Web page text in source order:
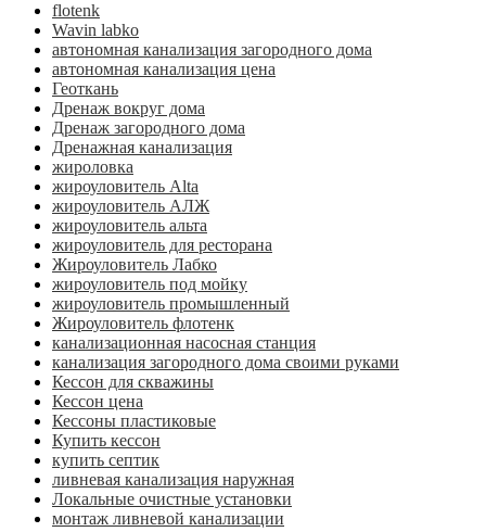
flotenk
Wavin labko
автономная канализация загородного дома
автономная канализация цена
Геоткань
Дренаж вокруг дома
Дренаж загородного дома
Дренажная канализация
жироловка
жироуловитель Alta
жироуловитель АЛЖ
жироуловитель альта
жироуловитель для ресторана
Жироуловитель Лабко
жироуловитель под мойку
жироуловитель промышленный
Жироуловитель флотенк
канализационная насосная станция
канализация загородного дома своими руками
Кессон для скважины
Кессон цена
Кессоны пластиковые
Купить кессон
купить септик
ливневая канализация наружная
Локальные очистные установки
монтаж ливневой канализации